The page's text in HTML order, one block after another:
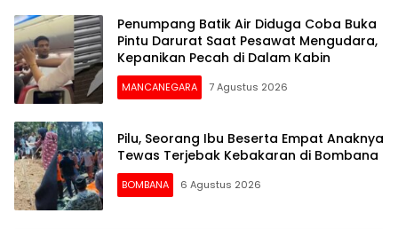
Penumpang Batik Air Diduga Coba Buka
Pintu Darurat Saat Pesawat Mengudara,
Kepanikan Pecah di Dalam Kabin
MANCANEGARA 7 Agustus 2026
Pilu, Seorang Ibu Beserta Empat Anaknya
Tewas Terjebak Kebakaran di Bombana
BOMBANA 6 Agustus 2026
Siaran